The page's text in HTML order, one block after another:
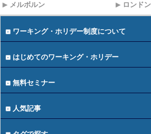
メルボルン ロンドン
ワーキング・ホリデー制度について
はじめてのワーキング・ホリデー
無料セミナー
人気記事